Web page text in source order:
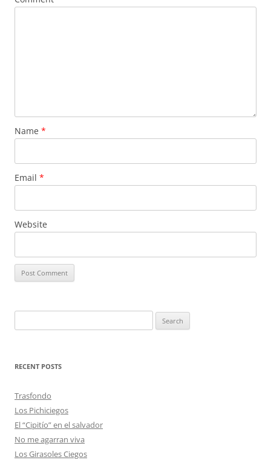
Name *
Email *
Website
for:
RECENT POSTS
Trasfondo
Los Pichiciegos
El “Cipitío” en el salvador
No me agarran viva
Los Girasoles Ciegos